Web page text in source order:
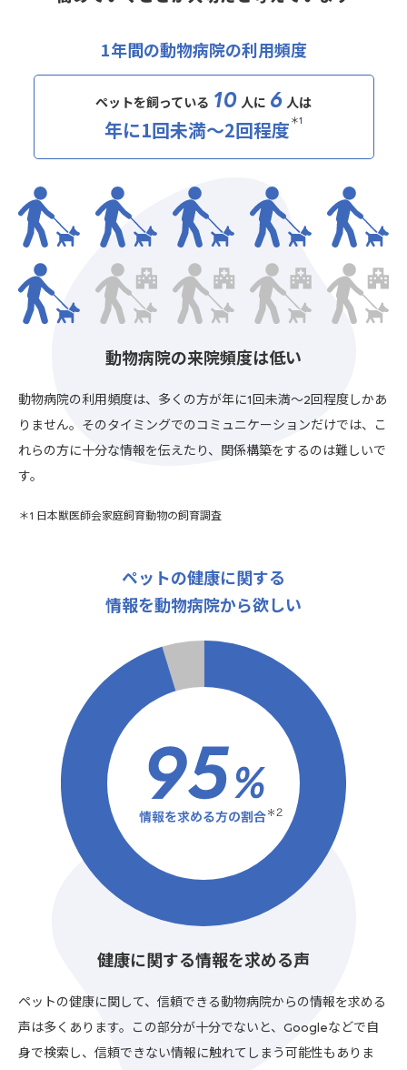
1年間の動物病院の利用頻度
ペットを飼っている 10 人に 6 人は
年に1回未満～2回程度 ＊1
動物病院の来院頻度は低い
動物病院の利用頻度は、多くの方が年に1回未満～2回程度しかあ
りません。そのタイミングでのコミュニケーションだけでは、こ
れらの方に十分な情報を伝えたり、関係構築をするのは難しいで
す。
＊1 日本獣医師会家庭飼育動物の飼育調査
ペットの健康に関する
情報を動物病院から欲しい
健康に関する情報を求める声
ペットの健康に関して、信頼できる動物病院からの情報を求める
声は多くあります。この部分が十分でないと、Googleなどで自
身で検索し、信頼できない情報に触れてしまう可能性もありま